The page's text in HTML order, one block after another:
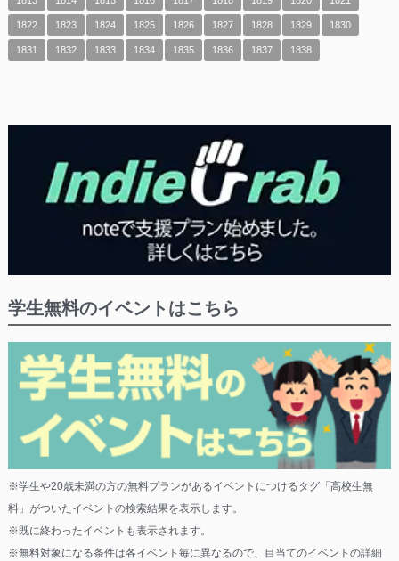
1822 1823 1824 1825 1826 1827 1828 1829 1830
1831 1832 1833 1834 1835 1836 1837 1838
学生無料のイベントはこちら
※学生や20歳未満の方の無料プランがあるイベントにつけるタグ「高校生無
料」がついたイベントの検索結果を表示します。
※既に終わったイベントも表示されます。
※無料対象になる条件は各イベント毎に異なるので、目当てのイベントの詳細